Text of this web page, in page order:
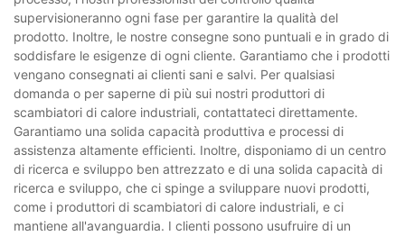
supervisioneranno ogni fase per garantire la qualità del
prodotto. Inoltre, le nostre consegne sono puntuali e in grado di
soddisfare le esigenze di ogni cliente. Garantiamo che i prodotti
vengano consegnati ai clienti sani e salvi. Per qualsiasi
domanda o per saperne di più sui nostri produttori di
scambiatori di calore industriali, contattateci direttamente.
Garantiamo una solida capacità produttiva e processi di
assistenza altamente efficienti. Inoltre, disponiamo di un centro
di ricerca e sviluppo ben attrezzato e di una solida capacità di
ricerca e sviluppo, che ci spinge a sviluppare nuovi prodotti,
come i produttori di scambiatori di calore industriali, e ci
mantiene all'avanguardia. I clienti possono usufruire di un